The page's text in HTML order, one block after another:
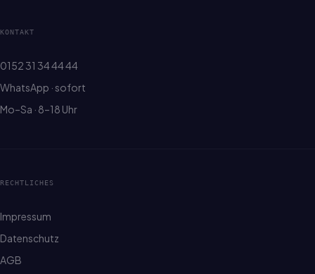
KONTAKT
0152 31 34 44 44
WhatsApp · sofort
Mo–Sa · 8–18 Uhr
RECHTLICHES
Impressum
Datenschutz
AGB